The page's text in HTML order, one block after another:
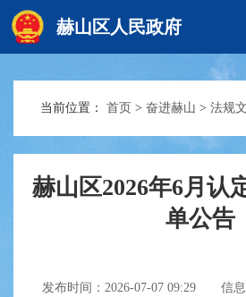
赫山区人民政府
赫山首页
政务要闻
当前位置： 首页 > 奋进赫山 > 法规
赫山区2026年6月认
单公告
发布时间：2026-07-07 09:29
信